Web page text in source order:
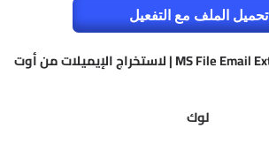
تحميل الملف مع التفعيل
تحميل برنامج MS File Email Extractor | لاستخراج الإيميلات من أوت
لوك